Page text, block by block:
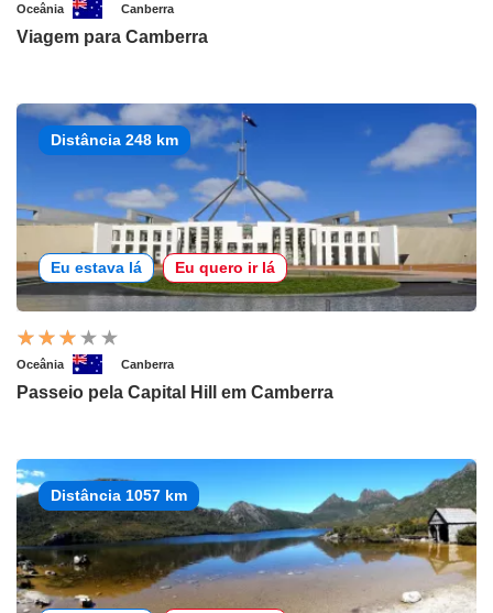
Oceânia Canberra
Viagem para Camberra
Distância 248 km
Eu estava lá Eu quero ir lá
Oceânia Canberra
Passeio pela Capital Hill em Camberra
Distância 1057 km